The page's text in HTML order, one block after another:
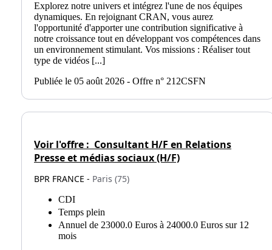
Explorez notre univers et intégrez l'une de nos équipes
dynamiques. En rejoignant CRAN, vous aurez
l'opportunité d'apporter une contribution significative à
notre croissance tout en développant vos compétences dans
un environnement stimulant. Vos missions : Réaliser tout
type de vidéos [...]
Publiée le 05 août 2026 - Offre n° 212CSFN
Voir l'offre : Consultant H/F en Relations
Presse et médias sociaux (H/F)
BPR FRANCE - Paris (75)
CDI
Temps plein
Annuel de 23000.0 Euros à 24000.0 Euros sur 12
mois